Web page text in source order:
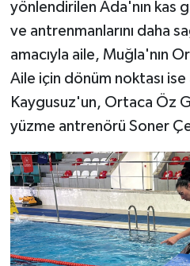
yönlendirilen Ada'nın kas
ve antrenmanlarını daha
amacıyla aile, Muğla'nın
Aile için dönüm noktası ise
Kaygusuz'un, Ortaca Öz
yüzme antrenörü Soner